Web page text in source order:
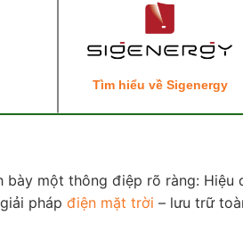
Tìm hiểu về Sigenergy
bày một thông điệp rõ ràng: Hiệu
pháp điện mặt trời – lưu trữ